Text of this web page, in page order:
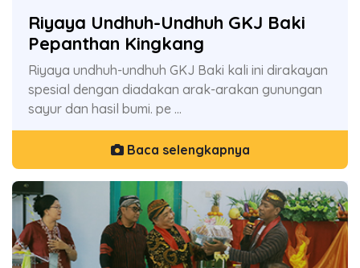
Riyaya Undhuh-Undhuh GKJ Baki
Pepanthan Kingkang
Riyaya undhuh-undhuh GKJ Baki kali ini dirakayan
spesial dengan diadakan arak-arakan gunungan
sayur dan hasil bumi. pe ...
Baca selengkapnya